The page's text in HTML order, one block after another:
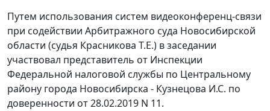
Путем использования систем видеоконференц-связи
при содействии Арбитражного суда Новосибирской
области (судья Красникова Т.Е.) в заседании
участвовал представитель от Инспекции
Федеральной налоговой службы по Центральному
району города Новосибирска - Кузнецова И.С. по
доверенности от 28.02.2019 N 11.